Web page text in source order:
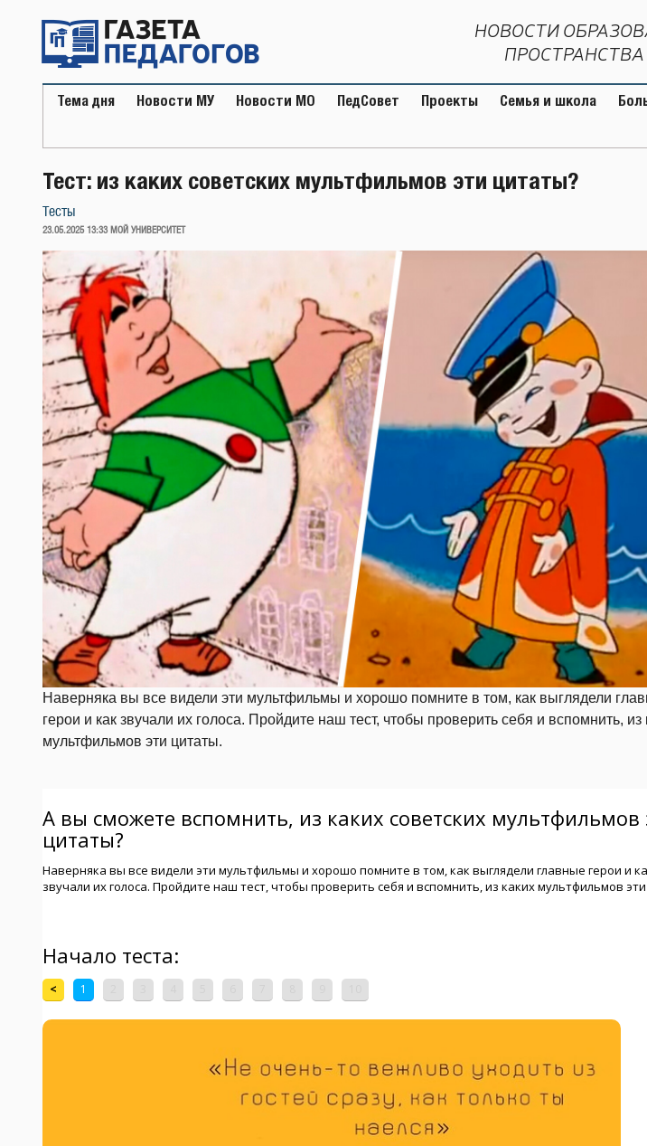
содержимому
НОВОСТИ
Тема дня Новости МУ Новости МО ПедСовет Проекты Семья и школа
Тест: из каких советских мультфильмов эти цитаты?
Тесты
ОПУБЛИКОВАНО
23.05.2025 13:33 МОЙ УНИВЕРСИТЕТ
Наверняка вы все видели эти мультфильмы и хорошо помните в том, как выглядели
герои и как звучали их голоса. Пройдите наш тест, чтобы проверить себя и вспомнить, из
мультфильмов эти цитаты.